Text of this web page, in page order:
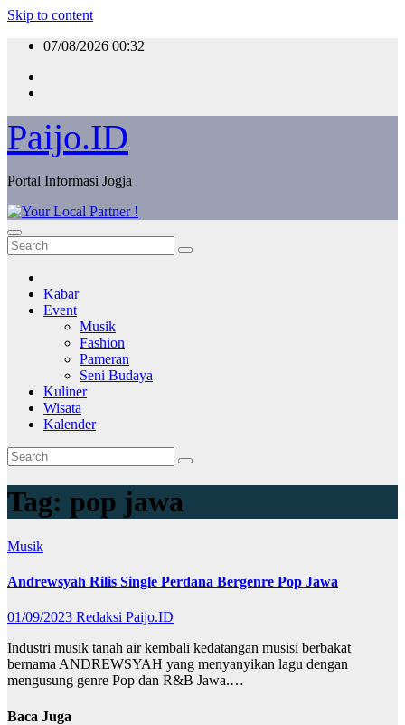
Skip to content
07/08/2026 00:32
Paijo.ID
Portal Informasi Jogja
Kabar
Event
Musik
Fashion
Pameran
Seni Budaya
Kuliner
Wisata
Kalender
Tag: pop jawa
Musik
Andrewsyah Rilis Single Perdana Bergenre Pop Jawa
01/09/2023 Redaksi Paijo.ID
Industri musik tanah air kembali kedatangan musisi berbakat
bernama ANDREWSYAH yang menyanyikan lagu dengan
mengusung genre Pop dan R&B Jawa.…
Baca Juga